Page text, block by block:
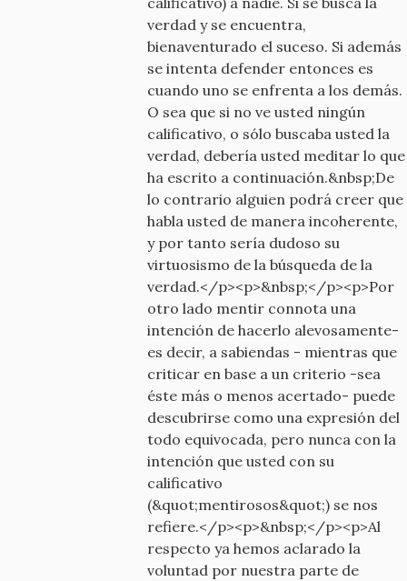
verdad y se encuentra,
bienaventurado el suceso. Si además
se intenta defender entonces es
cuando uno se enfrenta a los demás.
O sea que si no ve usted ningún
calificativo, o sólo buscaba usted la
verdad, debería usted meditar lo que
ha escrito a continuación.&nbsp;De
lo contrario alguien podrá creer que
habla usted de manera incoherente,
y por tanto sería dudoso su
virtuosismo de la búsqueda de la
verdad.</p><p>&nbsp;</p><p>Por
otro lado mentir connota una
intención de hacerlo alevosamente-
es decir, a sabiendas - mientras que
criticar en base a un criterio -sea
éste más o menos acertado- puede
descubrirse como una expresión del
todo equivocada, pero nunca con la
intención que usted con su
calificativo
(&quot;mentirosos&quot;) se nos
refiere.</p><p>&nbsp;</p><p>Al
respecto ya hemos aclarado la
voluntad por nuestra parte de